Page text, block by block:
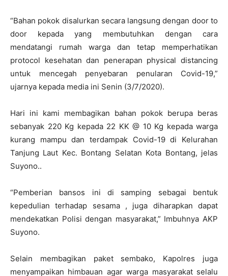
“Bahan pokok disalurkan secara langsung dengan door to
door kepada yang membutuhkan dengan cara
mendatangi rumah warga dan tetap memperhatikan
protocol kesehatan dan penerapan physical distancing
untuk mencegah penyebaran penularan Covid-19,”
ujarnya kepada media ini Senin (3/7/2020).
Hari ini kami membagikan bahan pokok berupa beras
sebanyak 220 Kg kepada 22 KK @ 10 Kg kepada warga
kurang mampu dan terdampak Covid-19 di Kelurahan
Tanjung Laut Kec. Bontang Selatan Kota Bontang, jelas
Suyono..
“Pemberian bansos ini di samping sebagai bentuk
kepedulian terhadap sesama , juga diharapkan dapat
mendekatkan Polisi dengan masyarakat,” Imbuhnya AKP
Suyono.
Selain membagikan paket sembako, Kapolres juga
menyampaikan himbauan agar warga masyarakat selalu